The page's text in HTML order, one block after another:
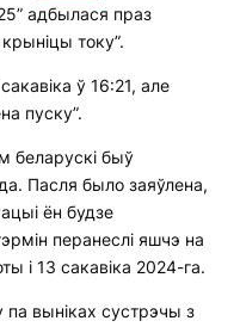
адбылася праз
току”.
ў 16:21, але
пуску”.
беларускі быў
Пасля было заяўлена,
ён будзе
перанеслі яшчэ на
і 13 сакавіка 2024-га.
па выніках сустрэчы з